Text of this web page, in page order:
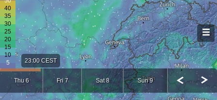
23:00 CEST
Thu 6 Fri 7 Sat 8 Sun 9